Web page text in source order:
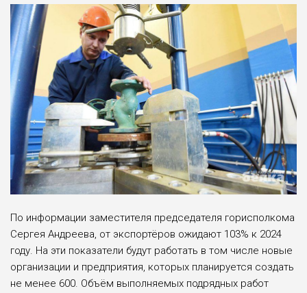
По информации заместителя председателя горисполкома
Сергея Андреева, от экспортёров ожидают 103% к 2024
году. На эти показатели будут работать в том числе новые
организации и предприятия, которых планируется создать
не менее 600. Объём выполняемых подрядных работ